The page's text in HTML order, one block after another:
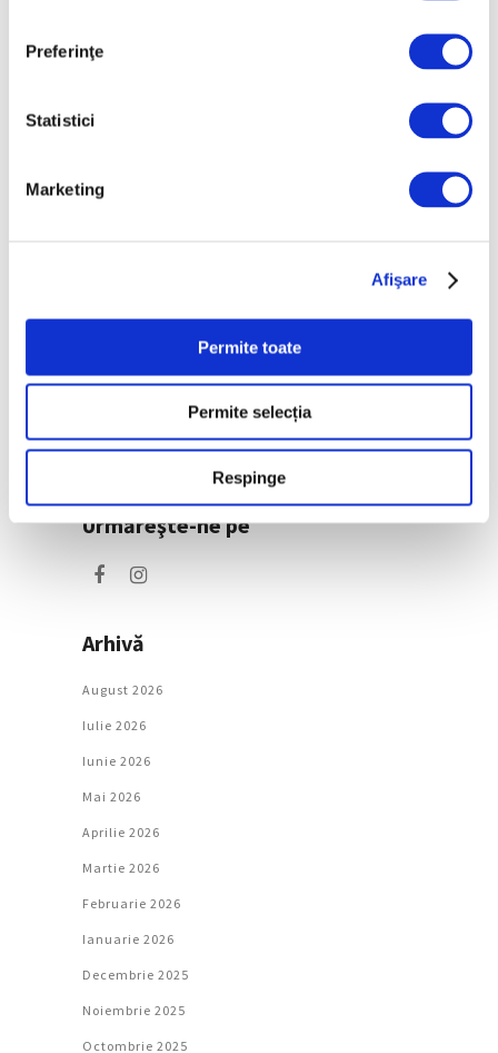
Preferinţe
Statistici
Marketing
Afişare
Permite toate
Permite selecția
Respinge
artiști, în anuala de artă
Artǎ
Societate
Urmăreşte-ne pe
Arhivă
August 2026
Iulie 2026
Iunie 2026
Mai 2026
Aprilie 2026
Martie 2026
Februarie 2026
Ianuarie 2026
Decembrie 2025
Noiembrie 2025
Octombrie 2025